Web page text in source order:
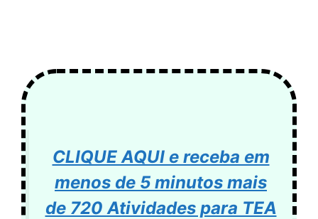
CLIQUE AQUI e receba em
menos de 5 minutos mais
de 720 Atividades para TEA